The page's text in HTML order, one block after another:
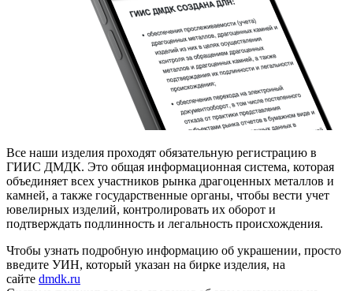
Все наши изделия проходят обязательную регистрацию в
ГИИС ДМДК. Это общая информационная система, которая
объединяет всех участников рынка драгоценных металлов и
камней, а также государственные органы, чтобы вести учет
ювелирных изделий, контролировать их оборот и
подтверждать подлинность и легальность происхождения.
Чтобы узнать подробную информацию об украшении, просто
введите УИН, который указан на бирке изделия, на
сайте dmdk.ru